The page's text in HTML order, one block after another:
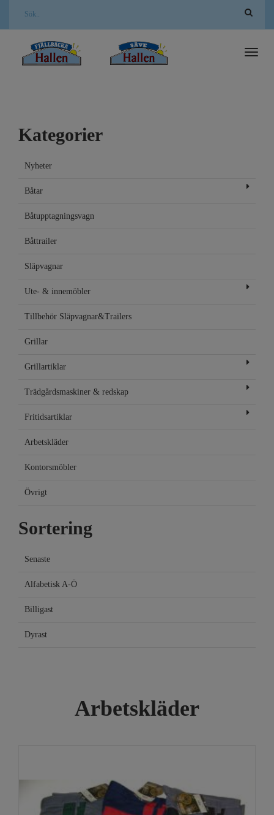
Toggle
Kategorier
Nyheter
Båtar
Båtupptagningsvagn
Båttrailer
Släpvagnar
Ute- & innemöbler
Tillbehör Släpvagnar&Trailers
Grillar
Grillartiklar
Trädgårdsmaskiner & redskap
Fritidsartiklar
Arbetskläder
Kontorsmöbler
Övrigt
Sortering
Senaste
Alfabetisk A-Ö
Billigast
Dyrast
Arbetskläder